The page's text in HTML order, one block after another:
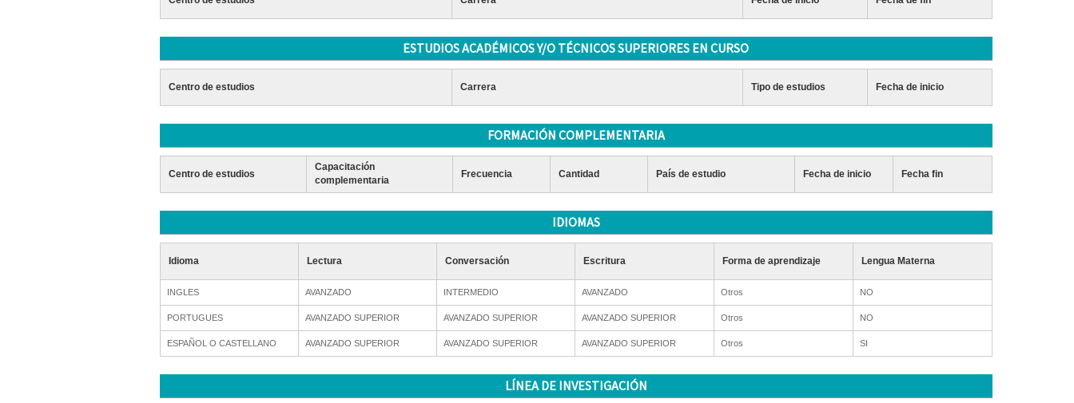
ESTUDIOS ACADÉMICOS Y/O TÉCNICOS SUPERIORES EN CURSO
Centro de estudios Carrera Tipo de estudios Fecha de inicio
FORMACIÓN COMPLEMENTARIA
Centro de estudios
Capacitación
complementaria
Frecuencia Cantidad País de estudio Fecha de inicio Fecha fin
IDIOMAS
Idioma Lectura Conversación Escritura Forma de aprendizaje Lengua Materna
INGLES AVANZADO INTERMEDIO AVANZADO Otros NO
PORTUGUES AVANZADO SUPERIOR AVANZADO SUPERIOR AVANZADO SUPERIOR Otros NO
ESPAÑOL O CASTELLANO AVANZADO SUPERIOR AVANZADO SUPERIOR AVANZADO SUPERIOR Otros SI
LÍNEA DE INVESTIGACIÓN